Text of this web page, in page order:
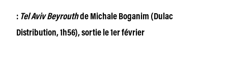
: Tel Aviv Beyrouthde Michale Boganim (Dulac
Distribution, 1h56), sortie le 1er février